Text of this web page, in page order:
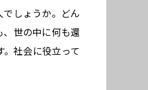
しょうか。どん
世の中に何も還
社会に役立って